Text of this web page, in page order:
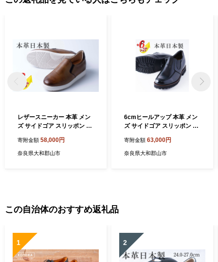
レザースニーカー 本革 メン
ズ サイドゴア スリッポン 牛
靴 日本製 ローカット メンズ
シューズ No.832 チョコ
寄附金額 58,000円
奈良県大和郡山市
6cmヒールアップ 本革 メン
ズ サイドゴア スリッポン 牛
士靴 日本製 ゆったりワイド4
E メンズシューズ No.5232
寄附金額 63,000円
奈良県大和郡山市
この自治体のおすすめ返礼品
1 2